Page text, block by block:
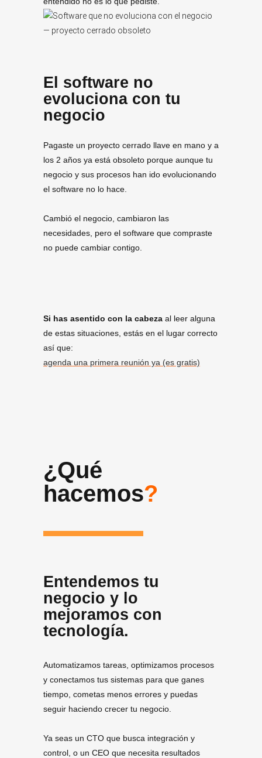
El software no
evoluciona con tu
negocio
Pagaste un proyecto cerrado llave en mano y a
los 2 años ya está obsoleto porque aunque tu
negocio y sus procesos han ido evolucionando
el software no lo hace.
Cambió el negocio, cambiaron las
necesidades, pero el software que compraste
no puede cambiar contigo.
Si has asentido con la cabeza al leer alguna
de estas situaciones, estás en el lugar correcto
así que:
agenda una primera reunión ya (es gratis)
¿Qué
hacemos?
Entendemos tu
negocio y lo
mejoramos con
tecnología.
Automatizamos tareas, optimizamos procesos
y conectamos tus sistemas para que ganes
tiempo, cometas menos errores y puedas
seguir haciendo crecer tu negocio.
Ya seas un CTO que busca integración y
control, o un CEO que necesita resultados